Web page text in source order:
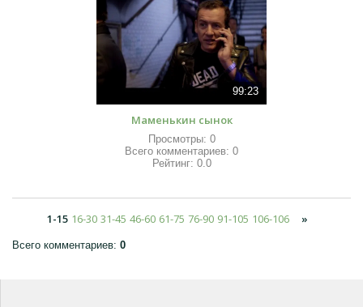
99:23
Маменькин сынок
Просмотры: 0
Всего комментариев: 0
Рейтинг: 0.0
1-15 16-30 31-45 46-60 61-75 76-90 91-105 106-106 »
Всего комментариев: 0